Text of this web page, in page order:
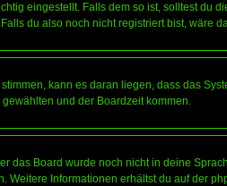
eingestellt. Falls dem so ist, solltest
du also noch nicht registriert bist, wäre
kann es daran liegen, dass das
und der Boardzeit kommen.
das Board wurde noch nicht in deine
Informationen erhältst du auf der